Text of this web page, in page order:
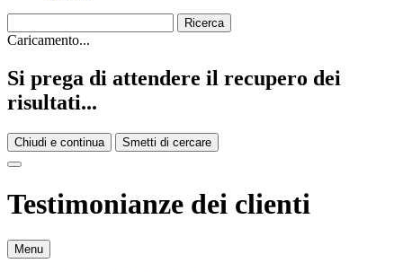
Caricamento...
Si prega di attendere il recupero dei
risultati...
Chiudi e continua Smetti di cercare
Testimonianze dei clienti
Menu